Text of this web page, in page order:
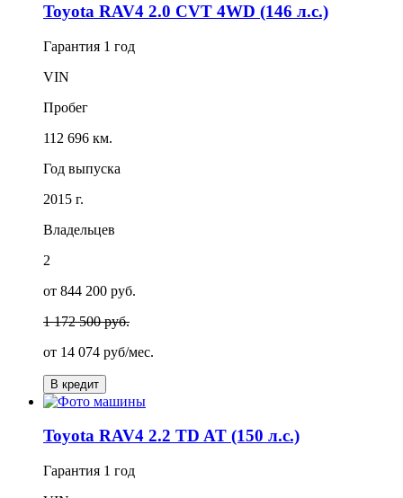
Toyota RAV4 2.0 CVT 4WD (146 л.с.)
Гарантия 1 год
VIN
Пробег
112 696 км.
Год выпуска
2015 г.
Владельцев
2
от 844 200 руб.
1 172 500 руб.
от 14 074 руб/мес.
В кредит
Toyota RAV4 2.2 TD AT (150 л.с.)
Гарантия 1 год